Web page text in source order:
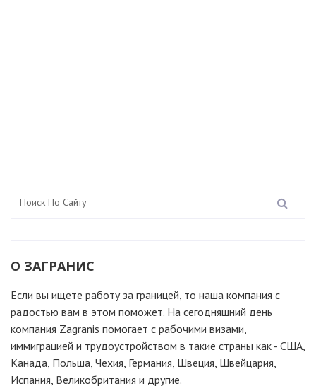
О ЗАГРАНИС
Если вы ищете работу за границей, то наша компания c
радостью вам в этом поможет. На сегодняшний день
компания Zagranis помогает с рабочими визами,
иммиграцией и трудоустройством в такие страны как - США,
Канада, Польша, Чехия, Германия, Швеция, Швейцария,
Испания, Великобритания и другие.